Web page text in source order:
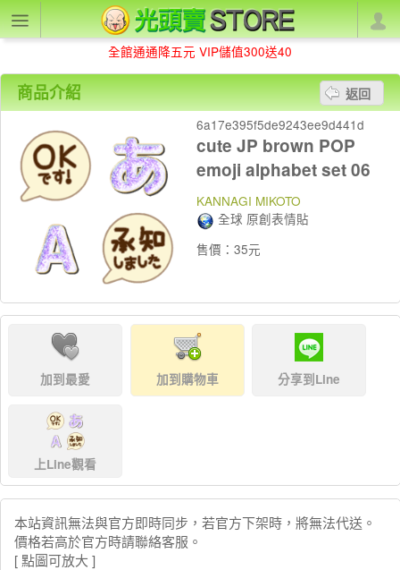
全館通通降五元 VIP儲值300送40
商品介紹
返回
6a17e395f5de9243ee9d441d
cute JP brown POP
emoji alphabet set 06
KANNAGI MIKOTO
全球 原創表情貼
售價：35元
加到最愛 加到購物車 分享到Line
上Line觀看
本站資訊無法與官方即時同步，若官方下架時，將無法代送。
價格若高於官方時請聯絡客服。
[ 點圖可放大 ]